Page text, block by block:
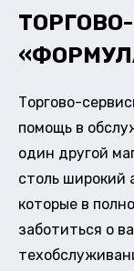
Торгово-
помощь в
один другой
столь широкий
которые в
заботиться о